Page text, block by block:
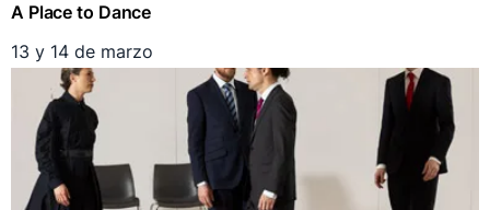
A Place to Dance
13 y 14 de marzo